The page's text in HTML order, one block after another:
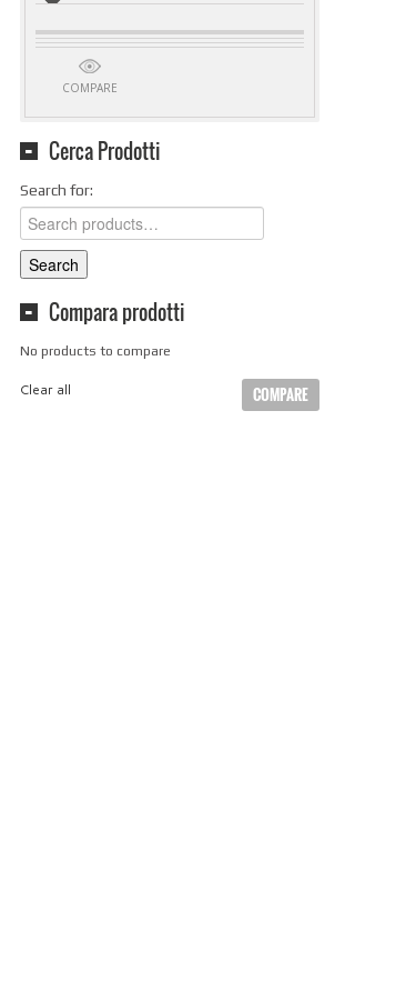
COMPARE
Cerca Prodotti
Search for:
Search
Compara prodotti
No products to compare
Clear all COMPARE